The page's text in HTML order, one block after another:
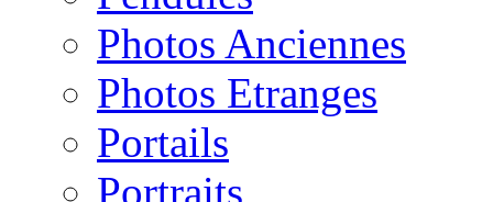
Photos Anciennes
Photos Etranges
Portails
Portraits